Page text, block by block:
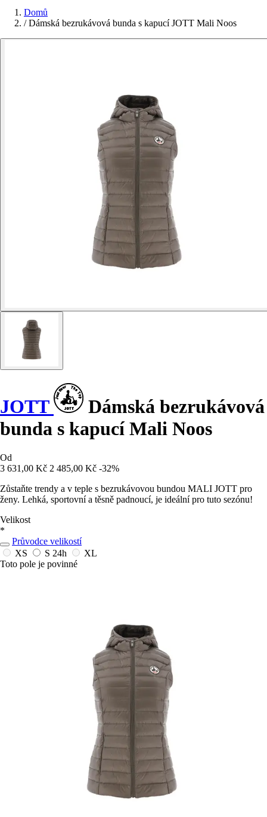
Domů
/ Dámská bezrukávová bunda s kapucí JOTT Mali Noos
JOTT
Dámská bezrukávová
bunda s kapucí Mali Noos
Od
3 631,00 Kč 2 485,00 Kč -32%
Zůstaňte trendy a v teple s bezrukávovou bundou MALI JOTT pro
ženy. Lehká, sportovní a těsně padnoucí, je ideální pro tuto sezónu!
Velikost
*
Průvodce velikostí
XS
S 24h
XL
Toto pole je povinné